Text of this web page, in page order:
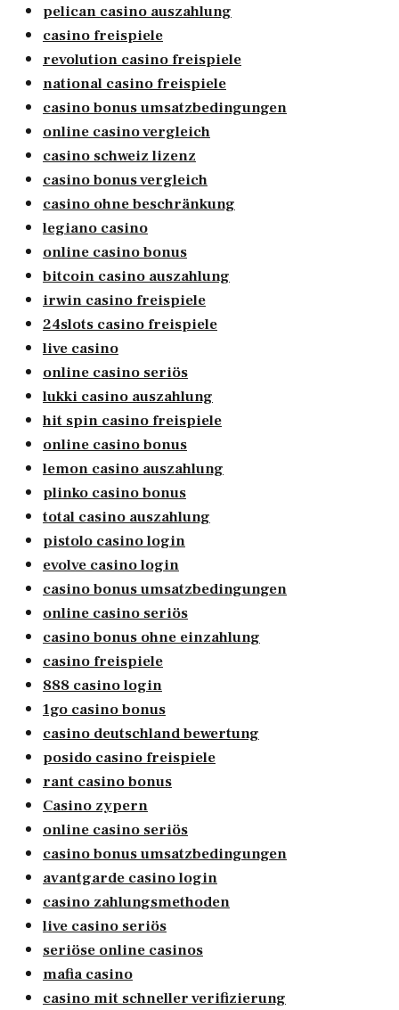
pelican casino auszahlung
casino freispiele
revolution casino freispiele
national casino freispiele
casino bonus umsatzbedingungen
online casino vergleich
casino schweiz lizenz
casino bonus vergleich
casino ohne beschränkung
legiano casino
online casino bonus
bitcoin casino auszahlung
irwin casino freispiele
24slots casino freispiele
live casino
online casino seriös
lukki casino auszahlung
hit spin casino freispiele
online casino bonus
lemon casino auszahlung
plinko casino bonus
total casino auszahlung
pistolo casino login
evolve casino login
casino bonus umsatzbedingungen
online casino seriös
casino bonus ohne einzahlung
casino freispiele
888 casino login
1go casino bonus
casino deutschland bewertung
posido casino freispiele
rant casino bonus
Casino zypern
online casino seriös
casino bonus umsatzbedingungen
avantgarde casino login
casino zahlungsmethoden
live casino seriös
seriöse online casinos
mafia casino
casino mit schneller verifizierung